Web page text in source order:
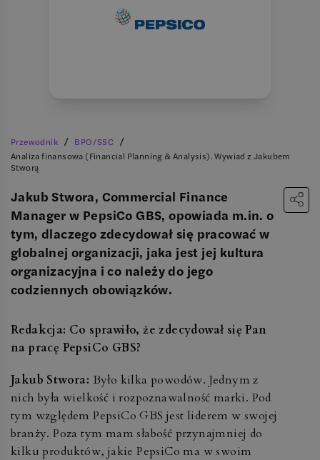
Przewodnik / BPO/SSC /
Analiza finansowa (Financial Planning & Analysis). Wywiad z Jakubem
Stworą
Jakub Stwora, Commercial Finance
Manager w PepsiCo GBS, opowiada m.in. o
tym, dlaczego zdecydował się pracować w
globalnej organizacji, jaka jest jej kultura
organizacyjna i co należy do jego
codziennych obowiązków.
Redakcja: Co sprawiło, że zdecydował się Pan
na pracę PepsiCo GBS?
Jakub Stwora: Było kilka powodów. Jednym z
nich była wielkość i rozpoznawalność marki. Pod
tym względem PepsiCo GBS jest liderem w swojej
branży. Poza tym mam słabość przynajmniej do
kilku produktów, jakie PepsiCo ma w swoim